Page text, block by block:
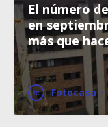
El número
en
más que
Fotocasa ·